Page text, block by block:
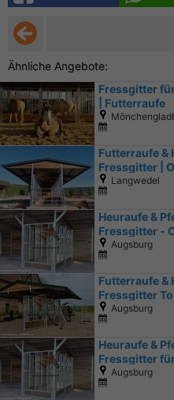
Ähnliche Angebote:
Fressgitter
| Futterraufe
Futterraufe &
Fressgitter |
Langwedel
Heuraufe &
Fressgitter -
Augsburg
Futterraufe &
Fressgitter
Augsburg
Heuraufe &
Fressgitter
Augsburg